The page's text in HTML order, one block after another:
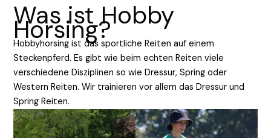
Was ist Hobby
Horsing?
Hobbyhorsing ist das sportliche Reiten auf einem
Steckenpferd. Es gibt wie beim echten Reiten viele
verschiedene Disziplinen so wie Dressur, Spring oder
Western Reiten. Wir trainieren vor allem das Dressur und
Spring Reiten.